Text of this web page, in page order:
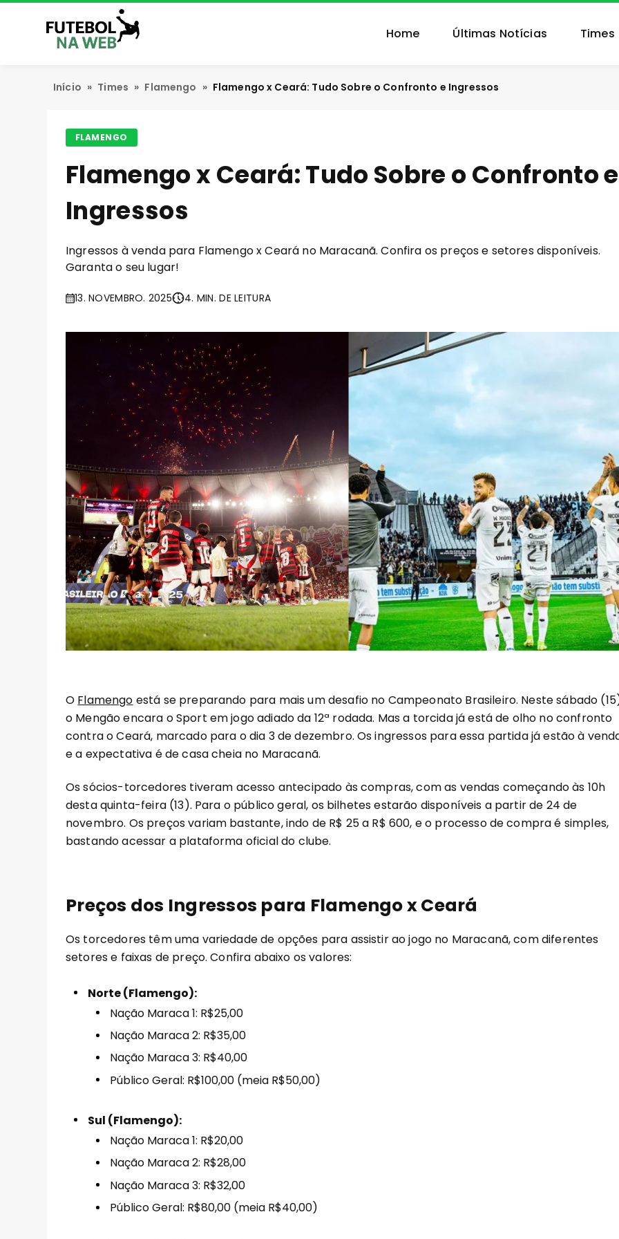
Home Últimas Notícias Times
Início » Times » Flamengo » Flamengo x Ceará: Tudo Sobre o Confronto e Ingressos
FLAMENGO
Flamengo x Ceará: Tudo Sobre o Confronto e
Ingressos
Ingressos à venda para Flamengo x Ceará no Maracanã. Confira os preços e setores disponíveis.
Garanta o seu lugar!
13. NOVEMBRO. 2025 4. MIN. DE LEITURA
O Flamengo está se preparando para mais um desafio no Campeonato Brasileiro. Neste sábado
o Mengão encara o Sport em jogo adiado da 12ª rodada. Mas a torcida já está de olho no confronto
contra o Ceará, marcado para o dia 3 de dezembro. Os ingressos para essa partida já estão à
e a expectativa é de casa cheia no Maracanã.
Os sócios-torcedores tiveram acesso antecipado às compras, com as vendas começando às 10h
desta quinta-feira (13). Para o público geral, os bilhetes estarão disponíveis a partir de 24 de
novembro. Os preços variam bastante, indo de R$ 25 a R$ 600, e o processo de compra é simples,
bastando acessar a plataforma oficial do clube.
Preços dos Ingressos para Flamengo x Ceará
Os torcedores têm uma variedade de opções para assistir ao jogo no Maracanã, com diferentes
setores e faixas de preço. Confira abaixo os valores:
Norte (Flamengo):
Nação Maraca 1: R$25,00
Nação Maraca 2: R$35,00
Nação Maraca 3: R$40,00
Público Geral: R$100,00 (meia R$50,00)
Sul (Flamengo):
Nação Maraca 1: R$20,00
Nação Maraca 2: R$28,00
Nação Maraca 3: R$32,00
Público Geral: R$80,00 (meia R$40,00)